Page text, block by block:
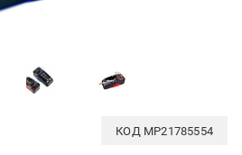
КОД MP21785554